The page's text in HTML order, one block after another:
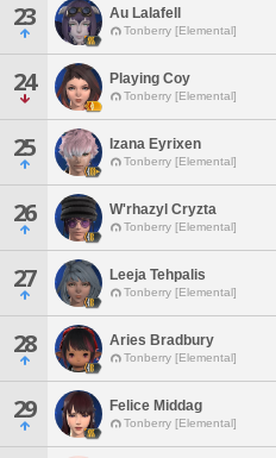
23 Au Lalafell
Tonberry [Elemental]
24 Playing Coy
Tonberry [Elemental]
25 Izana Eyrixen
Tonberry [Elemental]
26 W'rhazyl Cryzta
Tonberry [Elemental]
27 Leeja Tehpalis
Tonberry [Elemental]
28 Aries Bradbury
Tonberry [Elemental]
29 Felice Middag
Tonberry [Elemental]